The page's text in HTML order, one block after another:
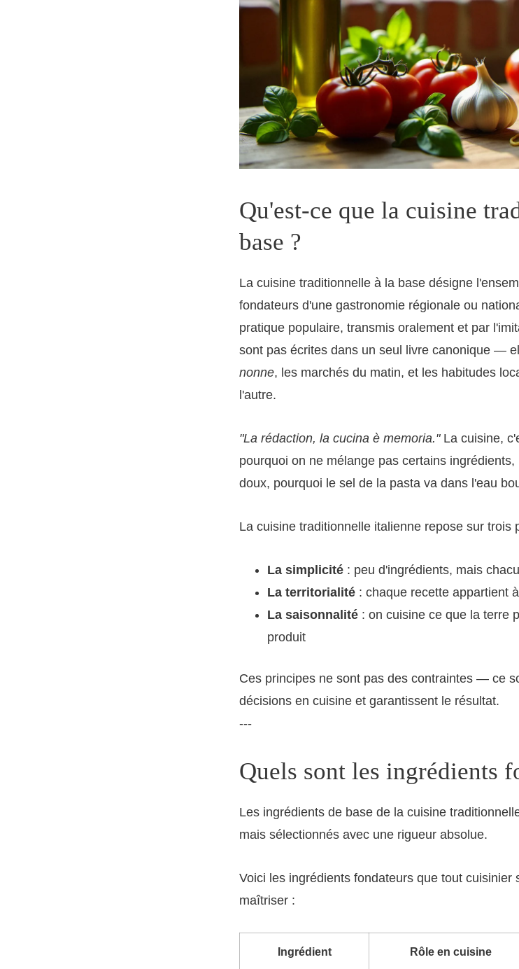
Qu'est-ce que la cuisine
base ?
La cuisine traditionnelle à la base désigne
fondateurs d'une gastronomie régionale ou
pratique populaire, transmis oralement et par
sont pas écrites dans un seul livre canonique —
nonne, les marchés du matin, et les habitudes
l'autre.
"La rédaction, la cucina è memoria."La cuisine,
pourquoi on ne mélange pas certains
doux, pourquoi le sel de la pasta va dans l'eau
La cuisine traditionnelle italienne repose sur trois
La simplicité : peu d'ingrédients, mais
La territorialité : chaque recette appartient
La saisonnalité : on cuisine ce que la terre
produit
Ces principes ne sont pas des contraintes — ce
décisions en cuisine et garantissent le résultat.
---
Quels sont les ingrédients
Les ingrédients de base de la cuisine
mais sélectionnés avec une rigueur absolue.
Voici les ingrédients fondateurs que tout cuisinier
maîtriser :
Ingrédient Rôle en cuisine